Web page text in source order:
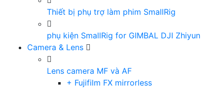
Thiết bị phụ trợ làm phim SmallRig
phụ kiện SmallRig for GIMBAL DJI Zhiyun
Camera & Lens
Lens camera MF và AF
+ Fujifilm FX mirrorless